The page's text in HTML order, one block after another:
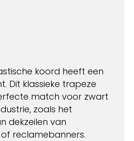
koord heeft een
Dit klassieke trapeze
match voor zwart
zoals het
dekzeilen van
reclamebanners.